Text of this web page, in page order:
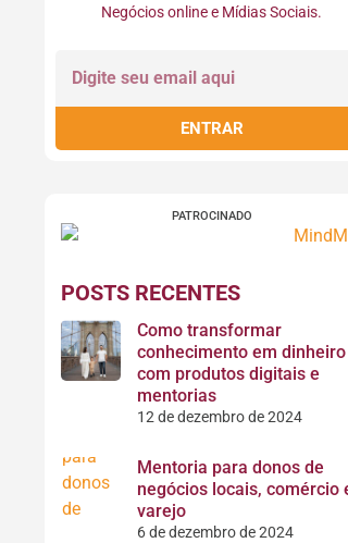
Negócios online e Mídias Sociais.
ENTRAR
PATROCINADO
POSTS RECENTES
Como transformar
conhecimento em dinheiro
com produtos digitais e
mentorias
12 de dezembro de 2024
Mentoria para donos de
negócios locais, comércio
varejo
6 de dezembro de 2024